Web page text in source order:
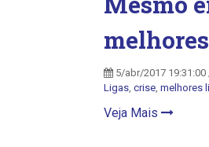
5/abr/2017
Ligas, crise, melhores
Veja Mais